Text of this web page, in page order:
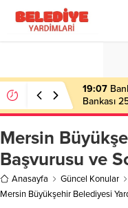
19:07
Bankası
Mersin
Başvurusu ve
Anasayfa
Güncel Konular
Mersin Büyükşehir Belediyesi